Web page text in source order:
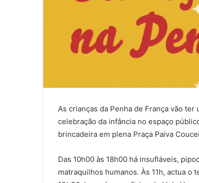
As crianças da Penha de França vão
celebração da infância no espaço
brincadeira em plena Praça Paiva
Das 10h00 às 18h00 há insufláveis,
matraquilhos humanos. Às 11h, actua o